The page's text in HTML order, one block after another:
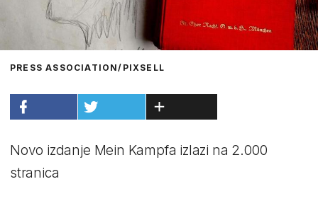
PRESS ASSOCIATION/PIXSELL
Novo izdanje Mein Kampfa izlazi na 2.000
stranica